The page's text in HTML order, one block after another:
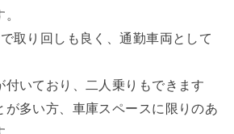
取り回しも良く、通勤車両として
付いており、二人乗りもできます
が多い方、車庫スペースに限りのあ